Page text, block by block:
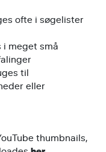
ofte i søgelister
meget små
til
eller
thumbnails,